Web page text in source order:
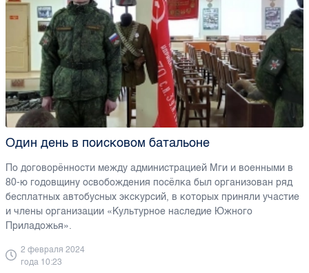
Один день в поисковом батальоне
По договорённости между администрацией Мги и военными в
80-ю годовщину освобождения посёлка был организован ряд
бесплатных автобусных экскурсий, в которых приняли участие
и члены организации «Культурное наследие Южного
Приладожья».
2 февраля 2024
года 10:23